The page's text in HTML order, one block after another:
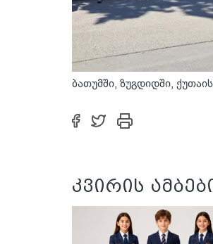
ბათუმში, ზუგდიდში,
კვირის